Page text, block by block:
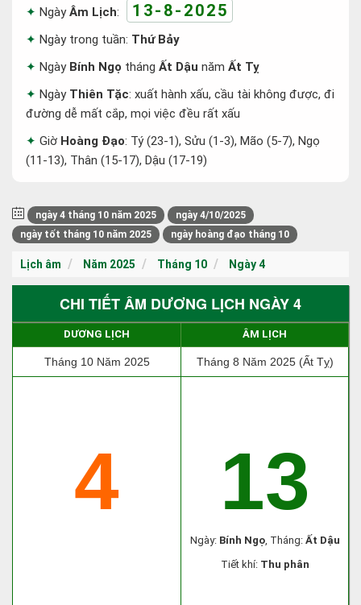
NgàyÂm Lịch: 13-8-2025
Ngày trong tuần: Thứ Bảy
Ngày Bính Ngọ tháng Ất Dậu năm Ất Tỵ
Ngày Thiên Tặc: xuất hành xấu, cầu tài không được, đi
đường dễ mất cắp, mọi việc đều rất xấu
Giờ Hoàng Đạo: Tý (23-1), Sửu (1-3), Mão (5-7), Ngọ
(11-13), Thân (15-17), Dậu (17-19)
ngày 4 tháng 10 năm 2025
ngày 4/10/2025
ngày tốt tháng 10 năm 2025
ngày hoàng đạo tháng 10
Lịch âm Năm 2025 Tháng 10 Ngày 4
CHI TIẾT ÂM DƯƠNG LỊCH NGÀY 4
DƯƠNG LỊCH ÂM LỊCH
Tháng 10 Năm 2025 Tháng 8 Năm 2025 (Ất Tỵ)
4 13
Ngày: Bính Ngọ, Tháng: Ất Dậu
Tiết khí: Thu phân